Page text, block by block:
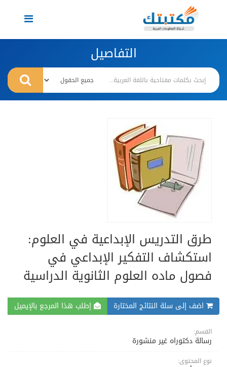
Toggle
navigation
التفاصيل
طرق التدريس الإبداعية في العلوم:
استكشاف التفكير الإبداعي في
فصول ماده العلوم الثانوية الدراسية
اضف إلى سلة النتائج المختارة إطلب هذا المرجع بالإيميل
القسم:
رسالة دكتوراه غير منشورة
نوع المحتوى: